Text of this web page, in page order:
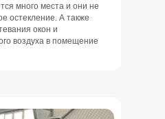
много места и они не
остекление. А также
окон и
воздуха в помещение